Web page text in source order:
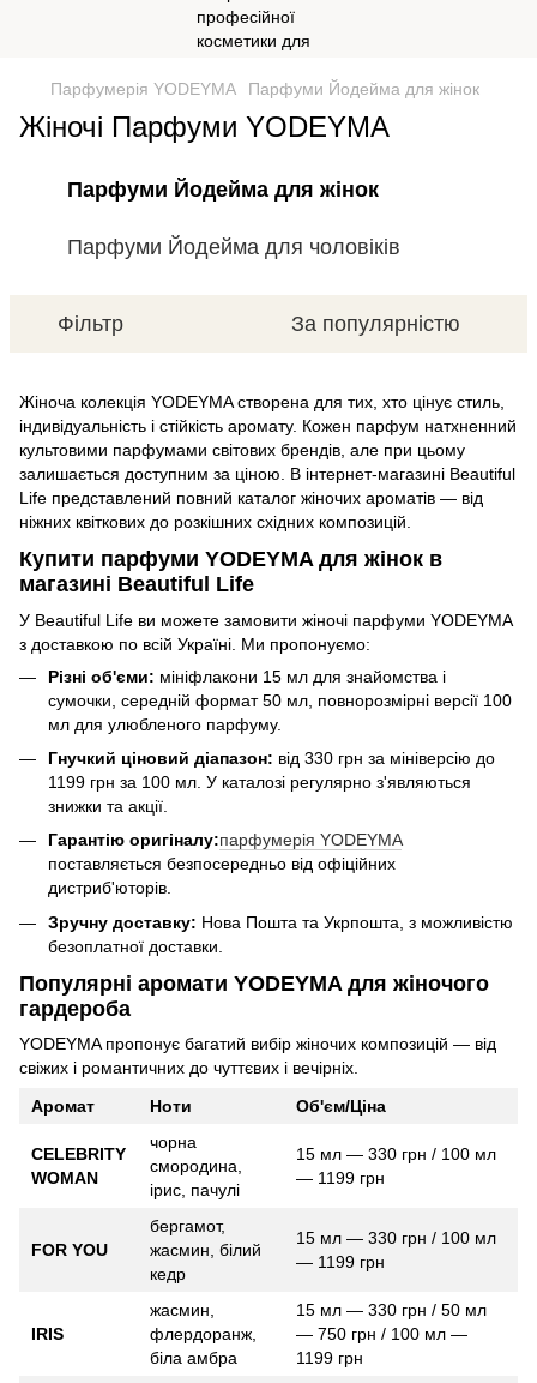
Парфумерія YODEYMA Парфуми Йодейма для жінок
Жіночі Парфуми YODEYMA
Парфуми Йодейма для жінок
Парфуми Йодейма для чоловіків
Фільтр За популярністю
Жіноча колекція YODEYMA створена для тих, хто цінує стиль,
індивідуальність і стійкість аромату. Кожен парфум натхненний
культовими парфумами світових брендів, але при цьому
залишається доступним за ціною. В інтернет-магазині Beautiful
Life представлений повний каталог жіночих ароматів — від
ніжних квіткових до розкішних східних композицій.
Купити парфуми YODEYMA для жінок в
магазині Beautiful Life
У Beautiful Life ви можете замовити жіночі парфуми YODEYMA
з доставкою по всій Україні. Ми пропонуємо:
Різні об'єми: мініфлакони 15 мл для знайомства і
сумочки, середній формат 50 мл, повнорозмірні версії 100
мл для улюбленого парфуму.
Гнучкий ціновий діапазон: від 330 грн за мініверсію до
1199 грн за 100 мл. У каталозі регулярно з'являються
знижки та акції.
Гарантію оригіналу:парфумерія YODEYMA
поставляється безпосередньо від офіційних
дистриб'юторів.
Зручну доставку: Нова Пошта та Укрпошта, з можливістю
безоплатної доставки.
Популярні аромати YODEYMA для жіночого
гардероба
YODEYMA пропонує багатий вибір жіночих композицій — від
свіжих і романтичних до чуттєвих і вечірніх.
Аромат
Ноти Об'єм/Ціна
CELEBRITY
WOMAN
чорна
смородина,
ірис, пачулі
15 мл — 330 грн / 100 мл
— 1199 грн
FOR YOU
бергамот,
жасмин, білий
кедр
15 мл — 330 грн / 100 мл
— 1199 грн
IRIS
жасмин,
флердоранж,
біла амбра
15 мл — 330 грн / 50 мл
— 750 грн / 100 мл —
1199 грн